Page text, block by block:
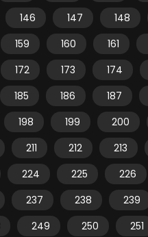
146 147 148
159 160 161
172 173 174
185 186 187
198 199 200
211 212 213
224 225 226
237 238 239
249 250 251